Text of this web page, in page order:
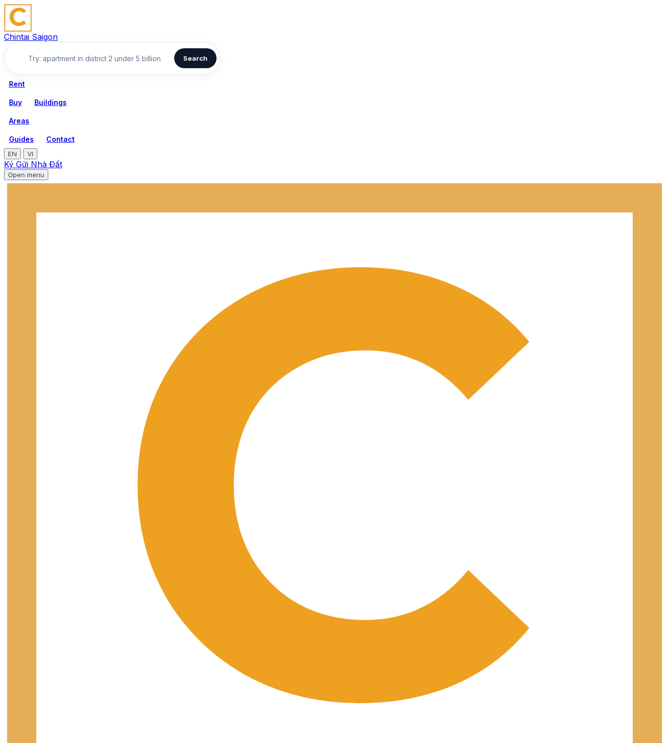
Chintai Saigon
Search
Rent
Buy Buildings
Areas
Guides Contact
EN VI
Ký Gửi Nhà Đất
Open menu